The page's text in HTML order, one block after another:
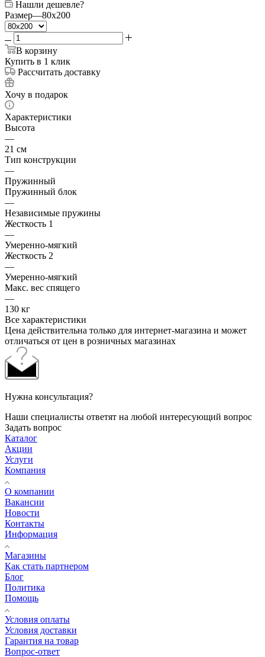
Нашли дешевле?
Размер—80x200
В корзину
Купить в 1 клик
Рассчитать доставку
Хочу в подарок
Характеристики
Высота
—
21 см
Тип конструкции
—
Пружинный
Пружинный блок
—
Независимые пружины
Жесткость 1
—
Умеренно-мягкий
Жесткость 2
—
Умеренно-мягкий
Макс. вес спящего
—
130 кг
Все характеристики
Цена действительна только для интернет-магазина и может
отличаться от цен в розничных магазинах
Нужна консультация?
Наши специалисты ответят на любой интересующий вопрос
Задать вопрос
Каталог
Акции
Услуги
Компания
О компании
Вакансии
Новости
Контакты
Информация
Магазины
Как стать партнером
Блог
Политика
Помощь
Условия оплаты
Условия доставки
Гарантия на товар
Вопрос-ответ